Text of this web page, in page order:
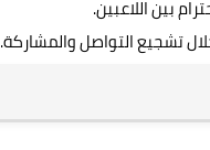
بين اللاعبين.
تشجيع التواصل والمشاركة.